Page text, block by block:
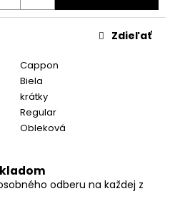
Cappon
Biela
krátky
Regular
Obleková
Zdieľať
odberu na každej z